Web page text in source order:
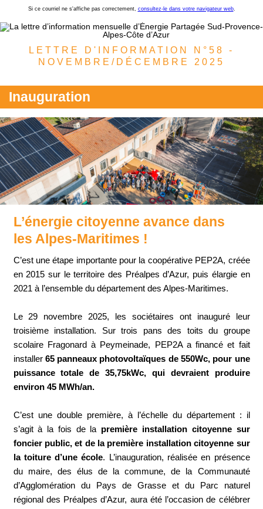
Si ce courriel ne s'affiche pas correctement, consultez-le dans votre navigateur web.
LETTRE D'INFORMATION N°58 -
NOVEMBRE/DÉCEMBRE 2025
Inauguration
L’énergie citoyenne avance dans
les Alpes-Maritimes !
C’est une étape importante pour la coopérative PEP2A, créée
en 2015 sur le territoire des Préalpes d’Azur, puis élargie en
2021 à l’ensemble du département des Alpes-Maritimes.
Le 29 novembre 2025, les sociétaires ont inauguré leur
troisième installation. Sur trois pans des toits du groupe
scolaire Fragonard à Peymeinade, PEP2A a financé et fait
installer 65 panneaux photovoltaïques de 550Wc, pour une
puissance totale de 35,75kWc, qui devraient produire
environ 45 MWh/an.
C’est une double première, à l’échelle du département : il
s’agit à la fois de la première installation citoyenne sur
foncier public, et de la première installation citoyenne sur
la toiture d’une école. L’inauguration, réalisée en présence
du maire, des élus de la commune, de la Communauté
d’Agglomération du Pays de Grasse et du Parc naturel
régional des Préalpes d’Azur, aura été l’occasion de célébrer